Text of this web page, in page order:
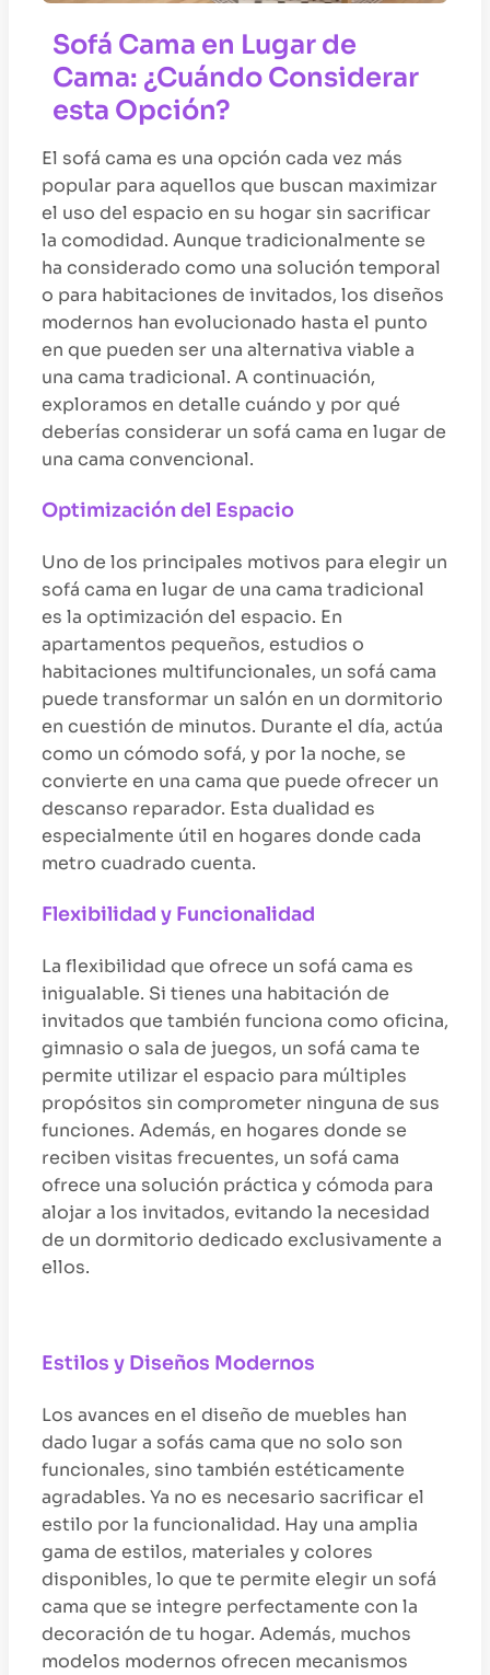
Sofá Cama en Lugar de
Cama: ¿Cuándo Considerar
esta Opción?
El sofá cama es una opción cada vez más
popular para aquellos que buscan maximizar
el uso del espacio en su hogar sin sacrificar
la comodidad. Aunque tradicionalmente se
ha considerado como una solución temporal
o para habitaciones de invitados, los diseños
modernos han evolucionado hasta el punto
en que pueden ser una alternativa viable a
una cama tradicional. A continuación,
exploramos en detalle cuándo y por qué
deberías considerar un sofá cama en lugar de
una cama convencional.
Optimización del Espacio
Uno de los principales motivos para elegir un
sofá cama en lugar de una cama tradicional
es la optimización del espacio. En
apartamentos pequeños, estudios o
habitaciones multifuncionales, un sofá cama
puede transformar un salón en un dormitorio
en cuestión de minutos. Durante el día, actúa
como un cómodo sofá, y por la noche, se
convierte en una cama que puede ofrecer un
descanso reparador. Esta dualidad es
especialmente útil en hogares donde cada
metro cuadrado cuenta.
Flexibilidad y Funcionalidad
La flexibilidad que ofrece un sofá cama es
inigualable. Si tienes una habitación de
invitados que también funciona como oficina,
gimnasio o sala de juegos, un sofá cama te
permite utilizar el espacio para múltiples
propósitos sin comprometer ninguna de sus
funciones. Además, en hogares donde se
reciben visitas frecuentes, un sofá cama
ofrece una solución práctica y cómoda para
alojar a los invitados, evitando la necesidad
de un dormitorio dedicado exclusivamente a
ellos.
Estilos y Diseños Modernos
Los avances en el diseño de muebles han
dado lugar a sofás cama que no solo son
funcionales, sino también estéticamente
agradables. Ya no es necesario sacrificar el
estilo por la funcionalidad. Hay una amplia
gama de estilos, materiales y colores
disponibles, lo que te permite elegir un sofá
cama que se integre perfectamente con la
decoración de tu hogar. Además, muchos
modelos modernos ofrecen mecanismos